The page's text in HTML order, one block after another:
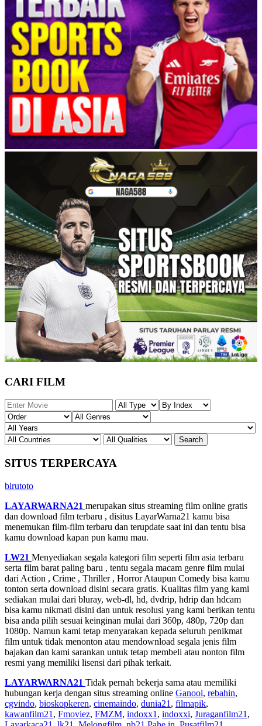
CARI FILM
SITUS TERPERCAYA
birutoto
LAYARWARNA21 merupakan situs streaming film online gratis
dan download film terbaru , disitus LayarWarna21 kamu bisa
menemukan film-film terbaru dan terupdate saat ini dan tentu bisa
kamu download kapan pun kamu mau.
LW21 Menyediakan segala kategori film seperti film asia terbaru
serta film barat paling baru , tentu segala macam genre film mulai
dari Action , Crime , Thriller , Horror Ataupun Comedy bisa kamu
tonton serta download disini secara gratis. Kualitas film yang kami
sediakan mulai dari bluray, web-dl, hd, dvdrip, hdrip dan hdcam
bisa kamu nikmati disini dan untuk resolusi yang kami berikan tentu
bisa anda pilih sesuai keinginan mulai dari 360p, 480p, 720p dan
1080p. Namun kami tetap menyarakan kepada seluruh penikmat
film untuk tidak menonton atau mendownload segala jenis film
bajakan dan kami sarankan untuk tetap membeli atau nonton film
resmi yang memiliki lisensi dari pihak terkait.
LAYARWARNA21 Tidak pernah bekerja sama atau memiliki
hubungan kerja dengan situs streaming online Ganool, rebahin,
cgvindo, bioskopkeren, cinemaindo, dunia21 , filmapik,
kawanfilm21 , Fmoviez, FMZM, indoxx1 , indoxxi, Juraganfilm21 ,